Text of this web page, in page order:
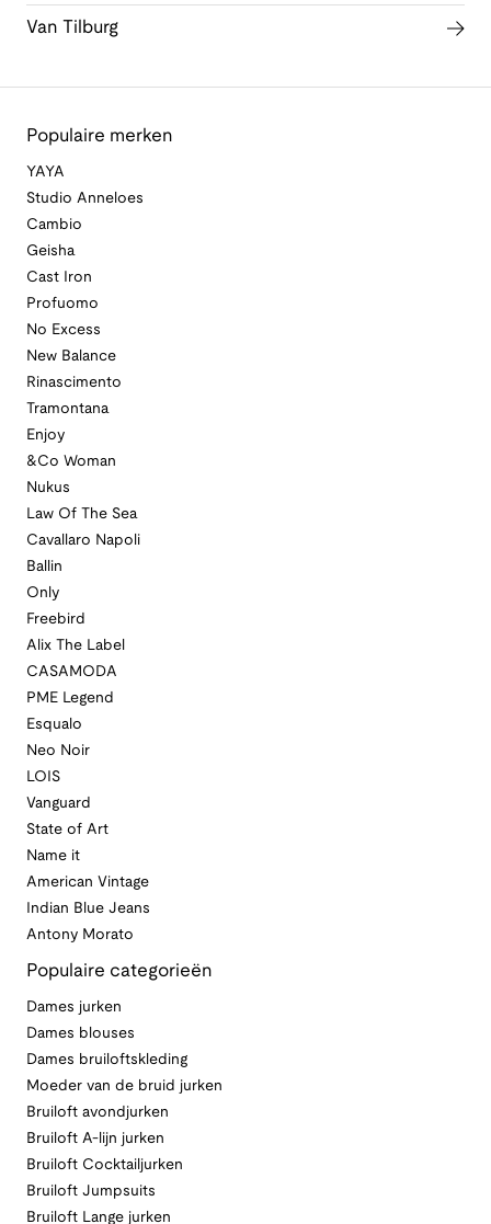
Van Tilburg
Populaire merken
YAYA
Studio Anneloes
Cambio
Geisha
Cast Iron
Profuomo
No Excess
New Balance
Rinascimento
Tramontana
Enjoy
&Co Woman
Nukus
Law Of The Sea
Cavallaro Napoli
Ballin
Only
Freebird
Alix The Label
CASAMODA
PME Legend
Esqualo
Neo Noir
LOIS
Vanguard
State of Art
Name it
American Vintage
Indian Blue Jeans
Antony Morato
Populaire categorieën
Dames jurken
Dames blouses
Dames bruiloftskleding
Moeder van de bruid jurken
Bruiloft avondjurken
Bruiloft A-lijn jurken
Bruiloft Cocktailjurken
Bruiloft Jumpsuits
Bruiloft Lange jurken